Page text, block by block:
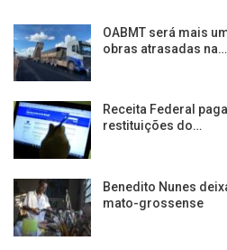
OABMT será mais
obras atrasadas na…
Receita Federal
restituições do…
Benedito Nunes
mato-grossense